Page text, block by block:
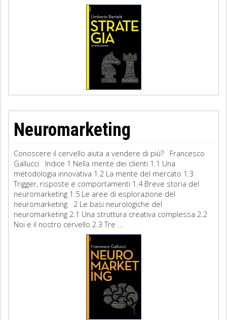
Neuromarketing
Conoscere il cervello aiuta a vendere di più? Francesco
Gallucci Indice 1 Nella mente dei clienti 1.1 Una
metodologia innovativa 1.2 La mente del mercato 1.3
Trigger, risposte e comportamenti 1.4 Breve storia del
neuromarketing 1.5 Le aree di esplorazione del
neuromarketing 2 Le basi neurologiche del
neuromarketing 2.1 Una struttura creativa complessa 2.2
Noi e il nostro cervello 2.3 Tre ...